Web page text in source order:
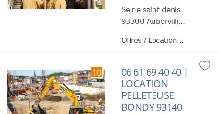
Seine saint denis
93300 Aubervilli...
Offres / Location...
10
06 61 69 40 40 |
LOCATION
PELLETEUSE
BONDY 93140